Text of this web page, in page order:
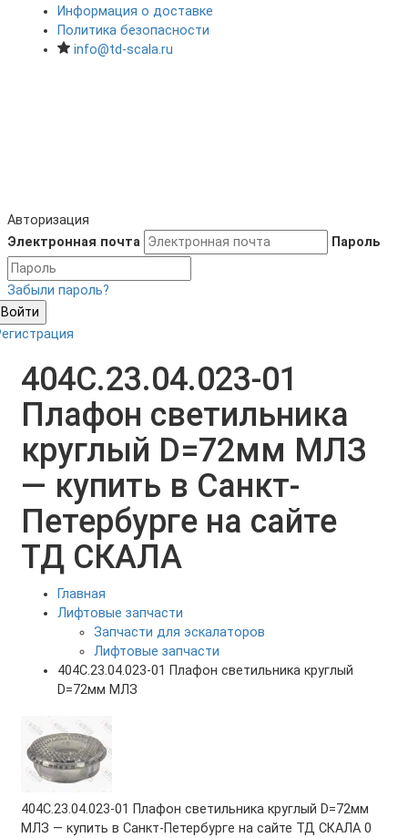
Информация о доставке
Политика безопасности
info@td-scala.ru
Авторизация
Электронная почта
Пароль
Забыли пароль?
Войти
404С.23.04.023-01
Плафон светильника
круглый D=72мм МЛЗ
— купить в Санкт-
Петербурге на сайте
ТД СКАЛА
Главная
Лифтовые запчасти
Запчасти для эскалаторов
Лифтовые запчасти
404С.23.04.023-01 Плафон светильника круглый
D=72мм МЛЗ
404С.23.04.023-01 Плафон светильника круглый D=72мм
МЛЗ — купить в Санкт-Петербурге на сайте ТД СКАЛА 0